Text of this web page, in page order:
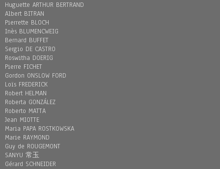
Huguette ARTHUR BERTRAND
Albert BITRAN
Pierrette BLOCH
Inès BLUMENCWEIG
Bernard BUFFET
Sergio DE CASTRO
Roswitha DOERIG
Pierre FICHET
Gordon ONSLOW FORD
Loïs FREDERICK
Robert HELMAN
Roberta GONZÁLEZ
Roberto MATTA
Jean MIOTTE
Maria PAPA ROSTKOWSKA
Marie RAYMOND
Guy de ROUGEMONT
SANYU 常玉
Gérard SCHNEIDER